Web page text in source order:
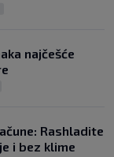
najčešće
Rashladite
i bez klime